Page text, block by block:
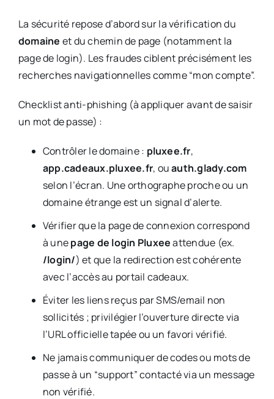
La sécurité repose d’abord sur la vérification du
domaine et du chemin de page (notamment la
page de login). Les fraudes ciblent précisément les
recherches navigationnelles comme “mon compte”.
Checklist anti-phishing (à appliquer avant de saisir
un mot de passe) :
Contrôler le domaine : pluxee.fr,
app.cadeaux.pluxee.fr, ouauth.glady.com
selon l’écran. Une orthographe proche ou un
domaine étrange est un signal d’alerte.
Vérifier que la page de connexion correspond
à unepage de login Pluxeeattendue (ex.
/login/) et que la redirection est cohérente
avec l’accès au portail cadeaux.
Éviter les liens reçus par SMS/email non
sollicités ; privilégier l’ouverture directe via
l’URL officielle tapée ou un favori vérifié.
Ne jamais communiquer de codes ou mots de
passe à un “support” contacté via un message
non vérifié.